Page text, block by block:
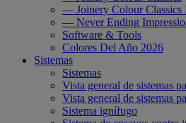
— Joinery Colour Classics
— Never Ending
Software & Tools
Colores Del Año 2026
Sistemas
Sistemas
Vista general de sistemas
Vista general de sistemas
Sistema ignífugo